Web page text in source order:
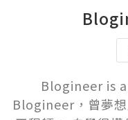
Blogineer is
Blogineer，曾夢